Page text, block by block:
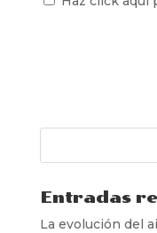
Entradas
La evolución del